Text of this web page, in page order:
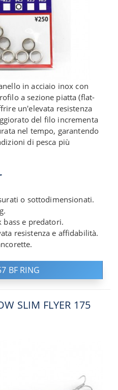
in acciaio inox con
a sezione piatta (flat-
un'elevata resistenza
del filo incrementa
nel tempo, garantendo
di pesca più
o sottodimensionati.
bass e predatori.
resistenza e affidabilità.
BF RING
SLIM FLYER 175